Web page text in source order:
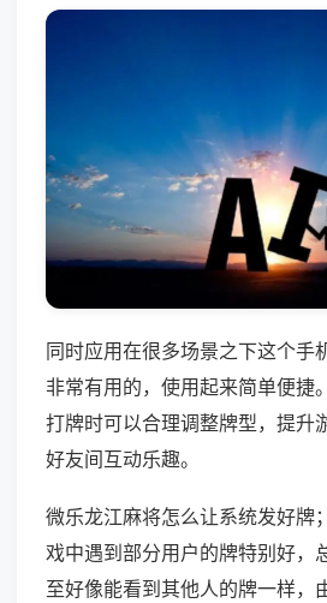
同时应用在很多场景之下这个手
非常有用的，使用起来简单便捷
打牌时可以合理调整牌型，提升
好友间互动乐趣。
微乐龙江麻将怎么让系统发好牌
戏中遇到部分用户的牌特别好，
至好像能看到其他人的牌一样，